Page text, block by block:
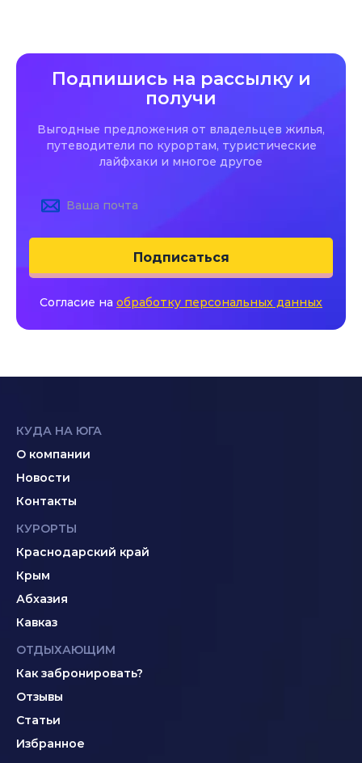
Подпишись на рассылку и
получи
Выгодные предложения от владельцев жилья,
путеводители по курортам, туристические
лайфхаки и многое другое
Подписаться
Согласие на обработку персональных данных
КУДА НА ЮГА
О компании
Новости
Контакты
КУРОРТЫ
Краснодарский край
Крым
Абхазия
Кавказ
ОТДЫХАЮЩИМ
Как забронировать?
Отзывы
Статьи
Избранное